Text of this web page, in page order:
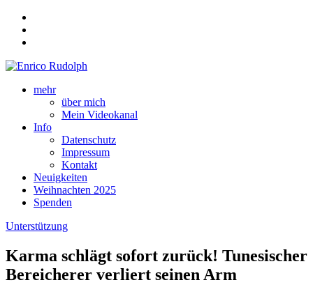
mehr
über mich
Mein Videokanal
Info
Datenschutz
Impressum
Kontakt
Neuigkeiten
Weihnachten 2025
Spenden
Unterstützung
Karma schlägt sofort zurück! Tunesischer
Bereicherer verliert seinen Arm